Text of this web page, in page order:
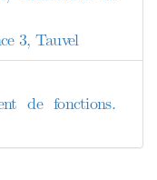
3, Tauvel
de fonctions.